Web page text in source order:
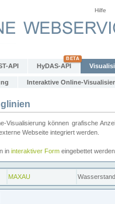
Hilfe
API HyDAS-API
Interaktive Online-
Visualisierung können grafische
Webseite integriert werden.
in interaktiver Form eingebettet